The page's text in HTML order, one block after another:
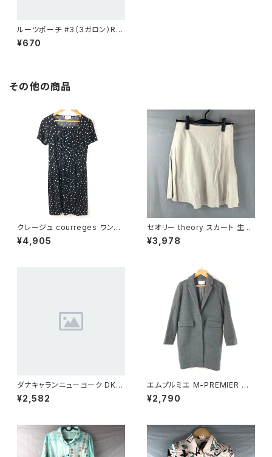
ルーツポーチ #3（3ガロン）Ro
ot Pouch ペットボトル リサイ
クル 天然素材 不織布製 植木鉢
¥670
その他の商品
クレージュ courreges ワンピ
ース 半袖 ドット ブランドロゴ
飾りポケット 黒 38サイズ 9214
¥4,905
セオリー theory スカート 生成
色 2サイズ 900587
¥3,978
ダナキャランニューヨーク DKN
Y ジップ カーディガン ブラック
4サイズ 850234
¥2,582
エムプルミエ M-PREMIER コ
ート 日本製 無地 スナップボタ
ン ポケット グレー 36サイズ 92
¥2,790